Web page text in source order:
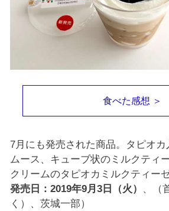
食べた感想 ＞
7月にも発売された商品。タピオ
ムース、キューブ状のミルクティ
クリームのタピオカミルクティーゼ
発売日：2019年9月3日（火） 、（
く）、茨城一部）